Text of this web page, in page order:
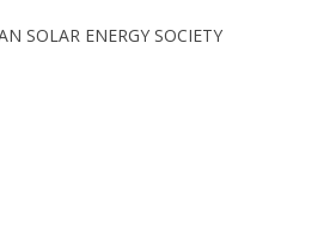
SOLAR ENERGY SOCIETY